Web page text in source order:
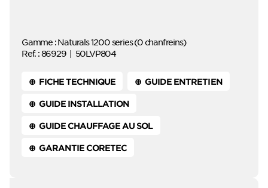
Gamme : Naturals 1200 series (0 chanfreins)
Ref. :86929 | 50LVP804
⊕ FICHE TECHNIQUE ⊕ GUIDE ENTRETIEN
⊕ GUIDE INSTALLATION
⊕ GUIDE CHAUFFAGE AU SOL
⊕ GARANTIE CORETEC